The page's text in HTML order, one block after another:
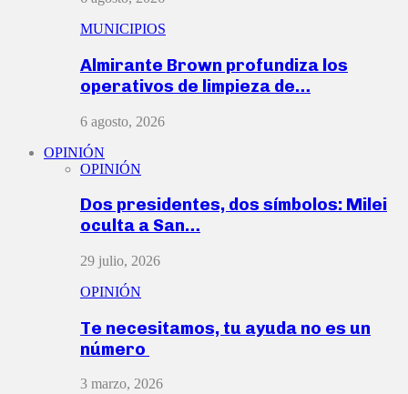
MUNICIPIOS
Almirante Brown profundiza los
operativos de limpieza de…
6 agosto, 2026
OPINIÓN
OPINIÓN
Dos presidentes, dos símbolos: Milei
oculta a San…
29 julio, 2026
OPINIÓN
Te necesitamos, tu ayuda no es un
número
3 marzo, 2026